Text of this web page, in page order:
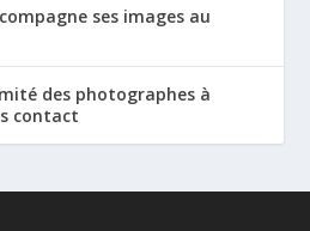
ses images au
des photographes à
contact